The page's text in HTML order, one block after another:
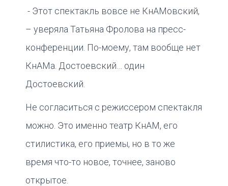
- Этот спектакль вовсе не КнАМовский,
– уверяла Татьяна Фролова на пресс-
конференции. По-моему, там вообще нет
КнАМа. Достоевский… один
Достоевский.
Не согласиться с режиссером спектакля
можно. Это именно театр КнАМ, его
стилистика, его приемы, но в то же
время что-то новое, точнее, заново
открытое.